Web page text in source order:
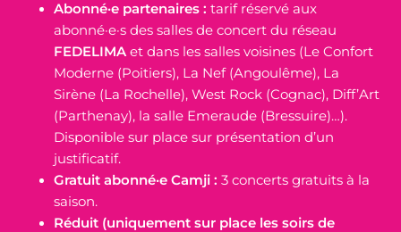
Abonné·e partenaires : tarif réservé aux
abonné·e·s des salles de concert du réseau
FEDELIMA et dans les salles voisines (Le Confort
Moderne (Poitiers), La Nef (Angoulême), La
Sirène (La Rochelle), West Rock (Cognac), Diff’Art
(Parthenay), la salle Emeraude (Bressuire)…).
Disponible sur place sur présentation d’un
justificatif.
Gratuit abonné·e Camji : 3 concerts gratuits à la
saison.
Réduit (uniquement sur place les soirs de